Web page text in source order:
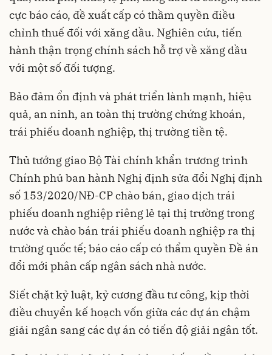
cực báo cáo, đề xuất cấp có thầm quyền điều
chỉnh thuế đối với xăng dầu. Nghiên cứu, tiến
hành thận trọng chính sách hỗ trợ về xăng dầu
với một số đối tượng.
Bảo đảm ổn định và phát triển lành mạnh, hiệu
quả, an ninh, an toàn thị trường chứng khoán,
trái phiếu doanh nghiệp, thị trường tiền tệ.
Thủ tướng giao Bộ Tài chính khẩn trương trình
Chính phủ ban hành Nghị định sửa đổi Nghị định
số 153/2020/NĐ-CP chào bán, giao dịch trái
phiếu doanh nghiệp riêng lẻ tại thị trường trong
nước và chào bán trái phiếu doanh nghiệp ra thị
trường quốc tế; báo cáo cấp có thẩm quyền Đề án
đổi mới phân cấp ngân sách nhà nước.
Siết chặt kỷ luật, kỷ cương đầu tư công, kịp thời
điều chuyển kế hoạch vốn giữa các dự án chậm
giải ngân sang các dự án có tiến độ giải ngân tốt.